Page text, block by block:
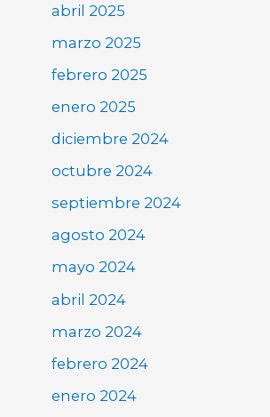
abril 2025
marzo 2025
febrero 2025
enero 2025
diciembre 2024
octubre 2024
septiembre 2024
agosto 2024
mayo 2024
abril 2024
marzo 2024
febrero 2024
enero 2024